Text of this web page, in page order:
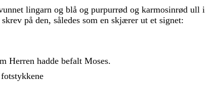
lingarn og blå og purpurrød og karmosinrød ull i
skrev på den, således som en skjærer ut et signet:
Herren hadde befalt Moses.
fotstykkene